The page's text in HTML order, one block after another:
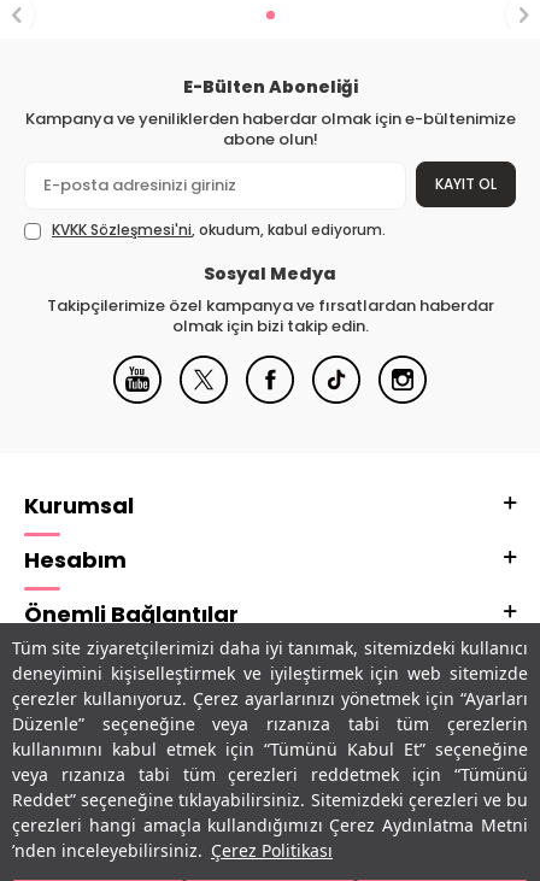
Tüm site ziyaretçilerimizi daha iyi tanımak, sitemizdeki kullanıcı
deneyimini kişiselleştirmek ve iyileştirmek için web sitemizde
çerezler kullanıyoruz. Çerez ayarlarınızı yönetmek için “Ayarları
Düzenle” seçeneğine veya rızanıza tabi tüm çerezlerin
kullanımını kabul etmek için “Tümünü Kabul Et” seçeneğine
veya rızanıza tabi tüm çerezleri reddetmek için “Tümünü
Reddet” seçeneğine tıklayabilirsiniz. Sitemizdeki çerezleri ve bu
çerezleri hangi amaçla kullandığımızı Çerez Aydınlatma Metni
’nden inceleyebilirsiniz. Çerez Politikası
E-Bülten Aboneliği
Kampanya ve yeniliklerden haberdar olmak için e-bültenimize
abone olun!
KAYIT OL
KVKK Sözleşmesi'ni, okudum, kabul ediyorum.
Sosyal Medya
Takipçilerimize özel kampanya ve fırsatlardan haberdar
olmak için bizi takip edin.
Kurumsal
Hesabım
Önemli Bağlantılar
Adres & İletişim
Uygulamalarımız